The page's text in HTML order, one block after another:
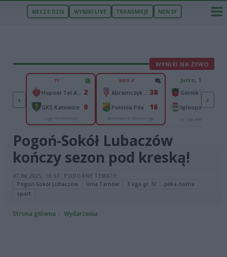
MECZE DZIŚ WYNIKI LIVE TRANSMISJE NEWSY
WYNIKI NA ŻYWO
‹
0
0
71'
2
GKS Katowice 0
Liga Konferencji
BIEG X
38
Polonia Piła 16
Metalkas 2. Ekstraliga
Jutro, 17:30
Igloopol Dębica
IV liga podkarpacka
›
Pogoń-Sokół Lubaczów
kończy sezon pod kreską!
07.06.2025, 16:57
PODOBNE TEMATY:
Pogoń-Sokół Lubaczów
Unia Tarnów 3 liga gr. IV
piłka nożna
sport
Strona główna Wydarzenia